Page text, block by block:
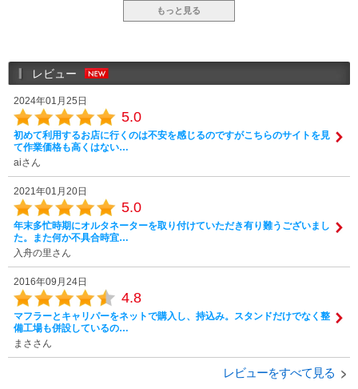
もっと見る
レビュー
2024年01月25日
5.0
初めて利用するお店に行くのは不安を感じるのですがこちらのサイトを見
て作業価格も高くはない…
aiさん
2021年01月20日
5.0
年末多忙時期にオルタネーターを取り付けていただき有り難うございまし
た。また何か不具合時宜…
入舟の里さん
2016年09月24日
4.8
マフラーとキャリパーをネットで購入し、持込み。スタンドだけでなく整
備工場も併設しているの…
まささん
レビューをすべて見る